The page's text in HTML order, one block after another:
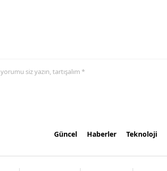
siz yazın, tartışalım *
Güncel Haberler Teknoloji